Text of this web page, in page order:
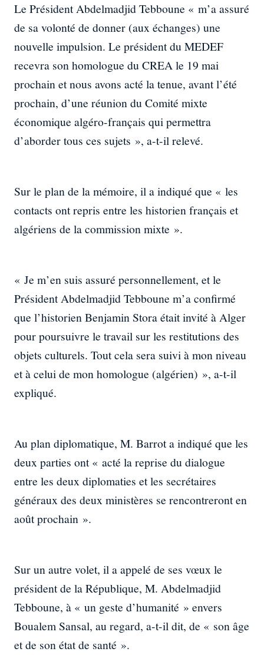
Le Président Abdelmadjid Tebboune « m’a assuré
de sa volonté de donner (aux échanges) une
nouvelle impulsion. Le président du MEDEF
recevra son homologue du CREA le 19 mai
prochain et nous avons acté la tenue, avant l’été
prochain, d’une réunion du Comité mixte
économique algéro-français qui permettra
d’aborder tous ces sujets », a-t-il relevé.
Sur le plan de la mémoire, il a indiqué que « les
contacts ont repris entre les historien français et
algériens de la commission mixte ».
« Je m’en suis assuré personnellement, et le
Président Abdelmadjid Tebboune m’a confirmé
que l’historien Benjamin Stora était invité à Alger
pour poursuivre le travail sur les restitutions des
objets culturels. Tout cela sera suivi à mon niveau
et à celui de mon homologue (algérien) », a-t-il
expliqué.
Au plan diplomatique, M. Barrot a indiqué que les
deux parties ont « acté la reprise du dialogue
entre les deux diplomaties et les secrétaires
généraux des deux ministères se rencontreront en
août prochain ».
Sur un autre volet, il a appelé de ses vœux le
président de la République, M. Abdelmadjid
Tebboune, à « un geste d’humanité » envers
Boualem Sansal, au regard, a-t-il dit, de « son âge
et de son état de santé ».